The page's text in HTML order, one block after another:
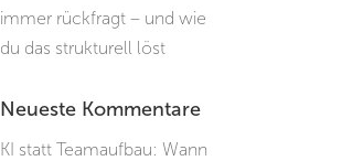
immer rückfragt – und wie
du das strukturell löst
Neueste Kommentare
KI statt Teamaufbau: Wann